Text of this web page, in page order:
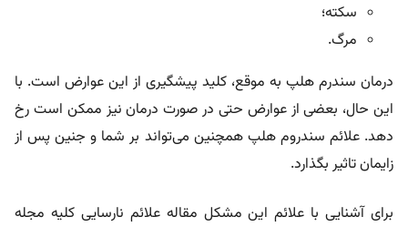
سکته؛
مرگ.
درمان سندرم هلپ به موقع، کلید پیشگیری از این عوارض است. با
این حال، بعضی از عوارض حتی در صورت درمان نیز ممکن است رخ
دهد. علائم سندروم هلپ همچنین می‌تواند بر شما و جنین پس از
زایمان تاثیر بگذارد.
برای آشنایی با علائم این مشکل مقاله علائم نارسایی کلیه مجله